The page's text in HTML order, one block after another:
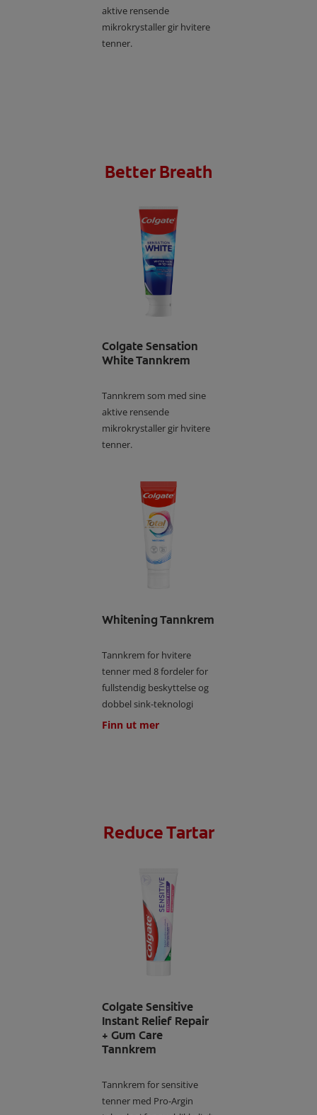
aktive rensende
mikrokrystaller gir hvitere
tenner.
Better Breath
Colgate Sensation
White Tannkrem
Tannkrem som med sine
aktive rensende
mikrokrystaller gir hvitere
tenner.
Whitening Tannkrem
Tannkrem for hvitere
tenner med 8 fordeler for
fullstendig beskyttelse og
dobbel sink-teknologi
Finn ut mer
Reduce Tartar
Colgate Sensitive
Instant Relief Repair
+ Gum Care
Tannkrem
Tannkrem for sensitive
tenner med Pro-Argin